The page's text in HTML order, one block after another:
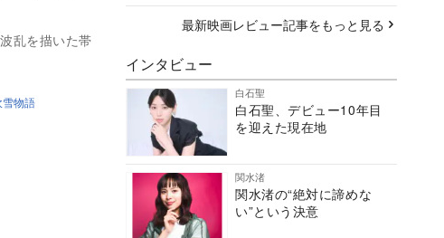
乱を描いた帯
雪物語
最新映画レビュー記事をもっと見る
インタビュー
白石聖
白石聖、デビュー10年目
を迎えた現在地
関水渚
関水渚の“絶対に諦めな
い”という決意